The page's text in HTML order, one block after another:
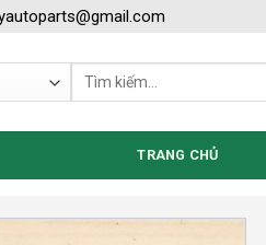
TRANG CHỦ